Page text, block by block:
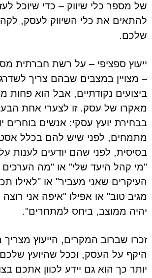
של מספר כלי שיווק – כדי שיוכל
להתאים את כלי השיווק לעסק,
שלכם.
ייעוץ ספציפי – על רשת חברתית
– מצויין במצבים שבהם צריך לשדרג
ביצועים נקודתיים, אבל הוא פחות
מאקרו של עסק. זו לצערי אחת
בבחירת יועץ עסקי: אנשים בוחרים
מתמחים, לפני שיש להם בכלל
בסיסית, לפני שהם יודעים לענות
"מי קהל היעד שלי" או "מה הערכים
העיקרים שאני מעביר" או "לאילו
מגיב טוב" או אפילו "איפה אני
יהיה ממוצב, ביחס למתחרים".
זכרו שברוב המקרים, הייעוץ
היקף על העסק, וככל שהיועץ שלכם
יותר כך הוא גם יידע לכוון אתכם